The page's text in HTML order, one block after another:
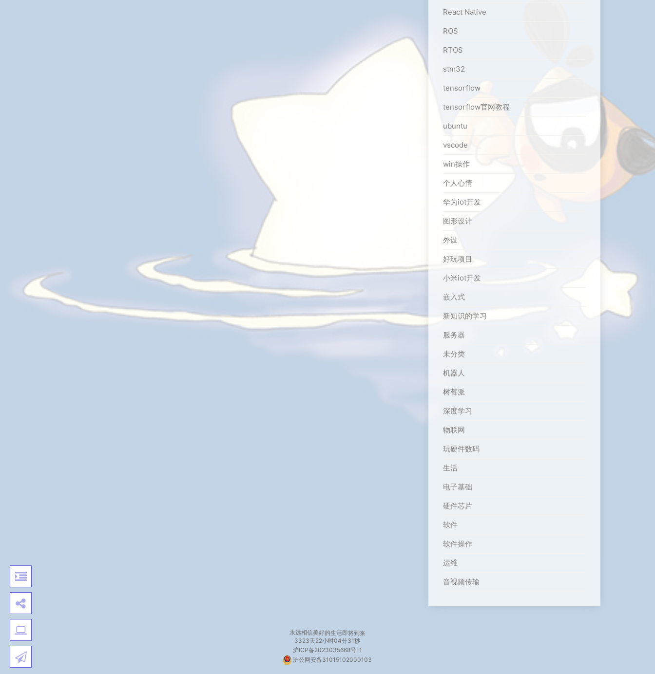
React Native
ROS
RTOS
stm32
tensorflow
tensorflow官网教程
ubuntu
vscode
win操作
个人心情
华为iot开发
图形设计
外设
好玩项目
小米iot开发
嵌入式
新知识的学习
服务器
未分类
机器人
树莓派
深度学习
物联网
玩硬件数码
生活
电子基础
硬件芯片
软件
软件操作
运维
音视频传输
永远相信美好的生活即将到来
3323天22小时04分32秒
沪ICP备2023035668号-1
沪公网安备31015102000103